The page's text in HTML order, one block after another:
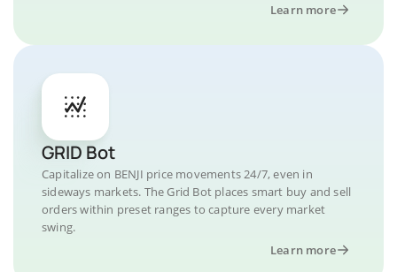
Learn more
GRID Bot
Capitalize on BENJI price movements 24/7, even in
sideways markets. The Grid Bot places smart buy and sell
orders within preset ranges to capture every market
swing.
Learn more